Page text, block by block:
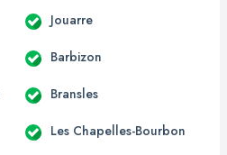
Jouarre
Barbizon
Bransles
Les Chapelles-Bourbon